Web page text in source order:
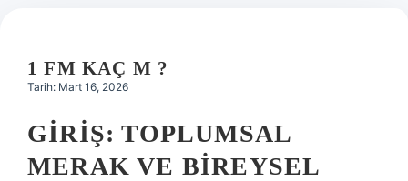
Hakkımızda
1 FM KAÇ M ?
Tarih: Mart 16, 2026
GIRIŞ: TOPLUMSAL
MERAK VE BIREYSEL